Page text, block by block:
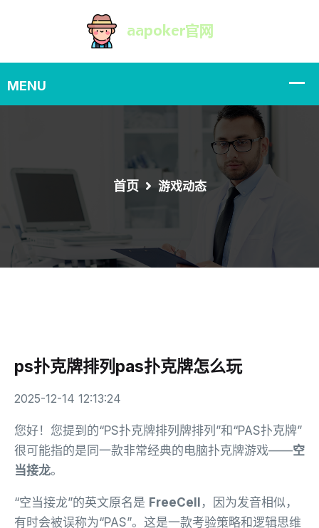
首页 游戏动态
ps扑克牌排列pas扑克牌怎么玩
2025-12-14 12:13:24
您好！您提到的“PS扑克牌排列牌排列”和“PAS扑克牌”
很可能指的是同一款非常经典的电脑扑克牌游戏——空
当接龙。
“空当接龙”的英文原名是 FreeCell
，因为发音相似，
有时会被误称为“PAS”。这是一款考验策略和逻辑思维